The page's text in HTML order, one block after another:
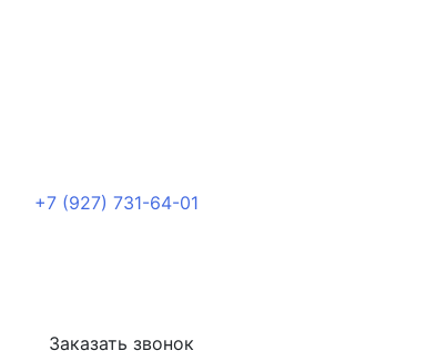
+7 (927) 731-64-01
Заказать звонок